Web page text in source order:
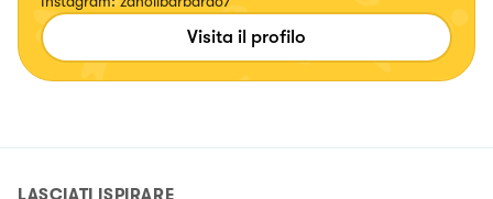
Visita il profilo
LASCIATI ISPIRARE